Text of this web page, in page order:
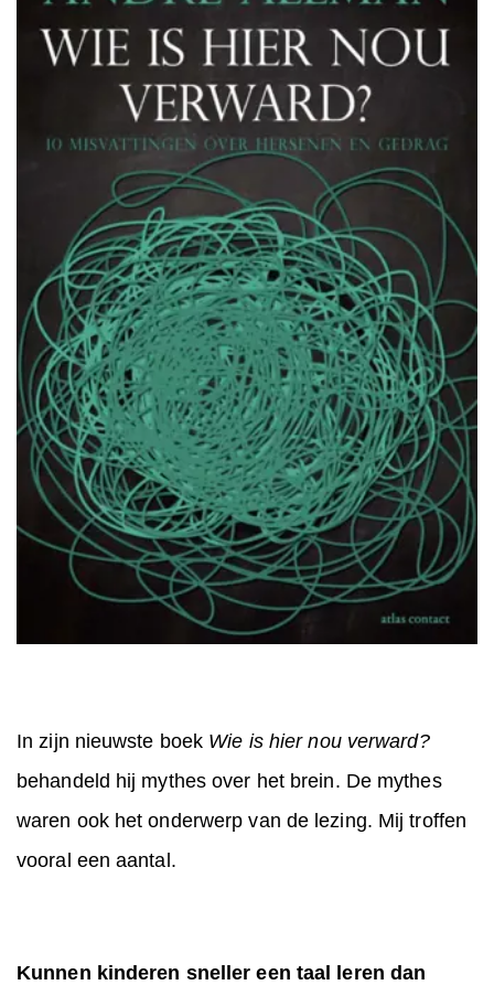
In zijn nieuwste boek Wie is hier nou verward?
behandeld hij mythes over het brein. De mythes
waren ook het onderwerp van de lezing. Mij troffen
vooral een aantal.
Kunnen kinderen sneller een taal leren dan